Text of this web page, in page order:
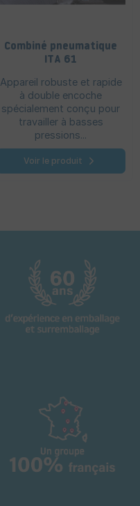
Combiné pneumatique
ITA 61
Appareil robuste et rapide
à double encoche
spécialement conçu pour
travailler à basses
pressions...
Voir le produit